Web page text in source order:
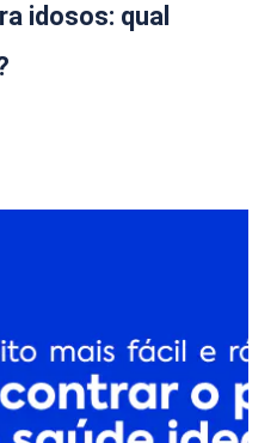
idosos: qual